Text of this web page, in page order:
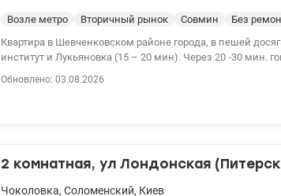
Возле метро Вторичный рынок Совмин
Без
Квартира в Шевченковском районе города, в пешей
институт и Лукьяновка (15 – 20 мин). Через 20 -30 мин.
Обновлено: 03.08.2026
2 комнатная, ул Лондонская
Чоколовка, Соломенский, Киев